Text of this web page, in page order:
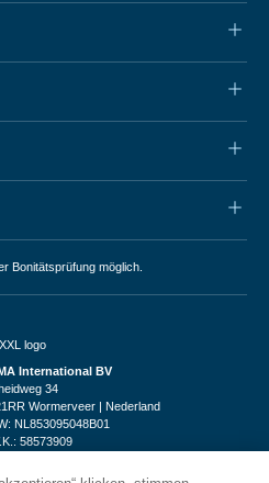
Bonitätsprüfung möglich.
International BV
34
Wormerveer | Nederland
NL853095048B01
58573909